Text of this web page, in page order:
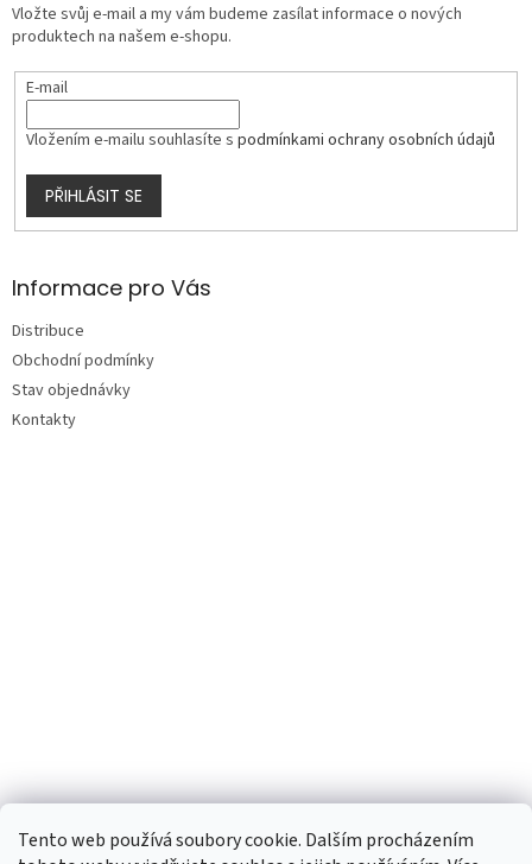
Tento web používá soubory cookie. Dalším procházením
Vložte svůj e-mail a my vám budeme zasílat informace o nových
produktech na našem e-shopu.
E-mail
Vložením e-mailu souhlasíte s podmínkami ochrany osobních údajů
PŘIHLÁSIT SE
Informace pro Vás
Distribuce
Obchodní podmínky
Stav objednávky
Kontakty